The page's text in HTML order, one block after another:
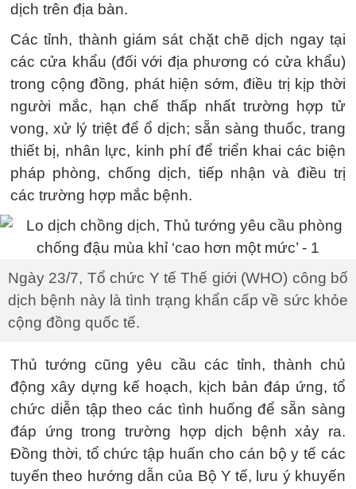
dịch trên địa bàn.
Các tỉnh, thành giám sát chặt chẽ dịch ngay tại
các cửa khẩu (đối với địa phương có cửa khẩu)
trong cộng đồng, phát hiện sớm, điều trị kịp thời
người mắc, hạn chế thấp nhất trường hợp tử
vong, xử lý triệt để ổ dịch; sẵn sàng thuốc, trang
thiết bị, nhân lực, kinh phí để triển khai các biện
pháp phòng, chống dịch, tiếp nhận và điều trị
các trường hợp mắc bệnh.
Ngày 23/7, Tổ chức Y tế Thế giới (WHO) công bố
dịch bệnh này là tình trạng khẩn cấp về sức khỏe
cộng đồng quốc tế.
Thủ tướng cũng yêu cầu các tỉnh, thành chủ
động xây dựng kế hoạch, kịch bản đáp ứng, tổ
chức diễn tập theo các tình huống để sẵn sàng
đáp ứng trong trường hợp dịch bệnh xảy ra.
Đồng thời, tổ chức tập huấn cho cán bộ y tế các
tuyến theo hướng dẫn của Bộ Y tế, lưu ý khuyến